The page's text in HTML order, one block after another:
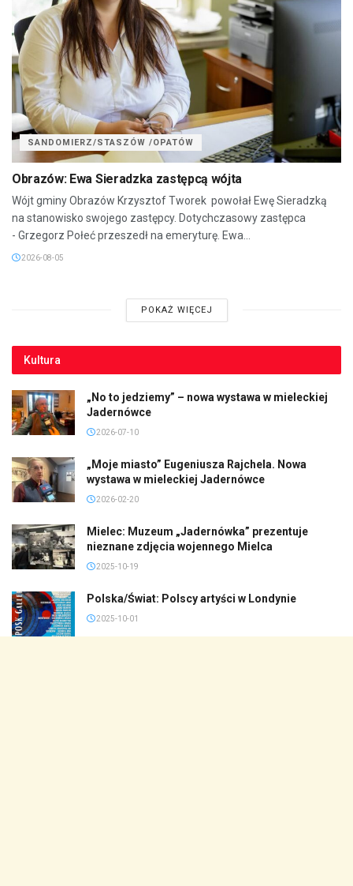
SANDOMIERZ/STASZÓW /OPATÓW
Obrazów: Ewa Sieradzka zastępcą wójta
Wójt gminy Obrazów Krzysztof Tworek powołał Ewę Sieradzką
na stanowisko swojego zastępcy. Dotychczasowy zastępca
- Grzegorz Połeć przeszedł na emeryturę. Ewa...
2026-08-05
POKAŻ WIĘCEJ
Kultura
„No to jedziemy” – nowa wystawa w mieleckiej
Jadernówce
2026-07-10
„Moje miasto” Eugeniusza Rajchela. Nowa
wystawa w mieleckiej Jadernówce
2026-02-20
Mielec: Muzeum „Jadernówka” prezentuje
nieznane zdjęcia wojennego Mielca
2025-10-19
Polska/Świat: Polscy artyści w Londynie
2025-10-01